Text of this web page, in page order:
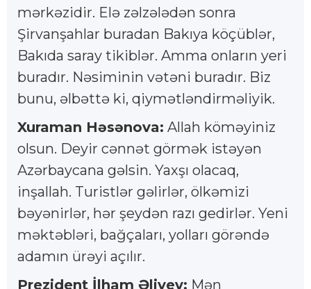
mərkəzidir. Elə zəlzələdən sonra
Şirvanşahlar buradan Bakıya köçüblər,
Bakıda saray tikiblər. Amma onların yeri
buradır. Nəsiminin vətəni buradır. Biz
bunu, əlbəttə ki, qiymətləndirməliyik.
Xuraman Həsənova: Allah köməyiniz
olsun. Deyir cənnət görmək istəyən
Azərbaycana gəlsin. Yaxşı olacaq,
inşallah. Turistlər gəlirlər, ölkəmizi
bəyənirlər, hər şeydən razı gedirlər. Yeni
məktəbləri, bağçaları, yolları görəndə
adamın ürəyi açılır.
Prezident İlham Əliyev: Mən